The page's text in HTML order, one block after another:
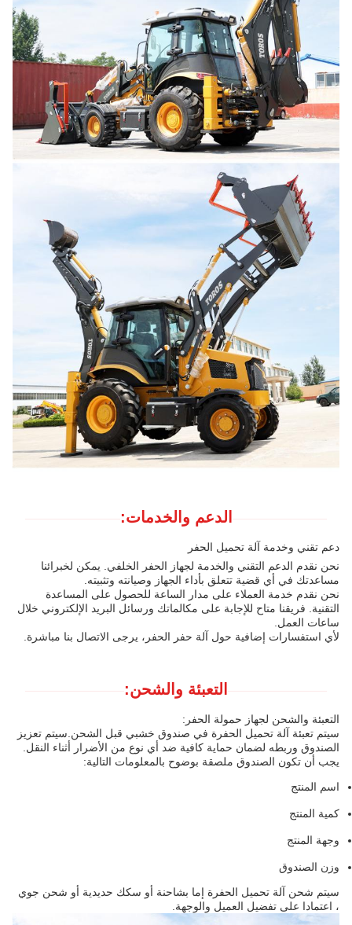
الدعم والخدمات:
دعم تقني وخدمة آلة تحميل الحفر
نحن نقدم الدعم التقني والخدمة لجهاز الحفر الخلفي. يمكن لخبرائنا
مساعدتك في أي قضية تتعلق بأداء الجهاز وصيانته وتثبيته.
نحن نقدم خدمة العملاء على مدار الساعة للحصول على المساعدة
التقنية. فريقنا متاح للإجابة على مكالماتك ورسائل البريد الإلكتروني خلال
ساعات العمل.
لأي استفسارات إضافية حول آلة حفر الحفر، يرجى الاتصال بنا مباشرة.
التعبئة والشحن:
التعبئة والشحن لجهاز حمولة الحفر:
سيتم تعبئة آلة تحميل الحفرة في صندوق خشبي قبل الشحن.سيتم تعزيز
الصندوق وربطه لضمان حماية كافية ضد أي نوع من الأضرار أثناء النقل.
يجب أن تكون الصندوق ملصقة بوضوح بالمعلومات التالية:
اسم المنتج
كمية المنتج
وجهة المنتج
وزن الصندوق
سيتم شحن آلة تحميل الحفرة إما بشاحنة أو سكك حديدية أو شحن جوي
، اعتمادا على تفضيل العميل والوجهة.